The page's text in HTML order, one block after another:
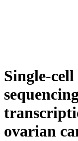
Single-
ovarian